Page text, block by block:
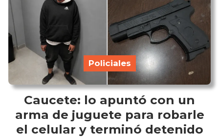
Caucete: lo apuntó con un
arma de juguete para robarle
el celular y terminó detenido
Policiales